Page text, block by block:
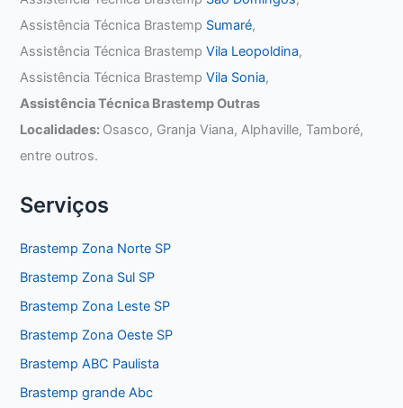
Assistência Técnica Brastemp Sumaré,
Assistência Técnica BrastempVila Leopoldina,
Assistência Técnica BrastempVila Sonia,
Assistência Técnica Brastemp Outras
Localidades: Osasco, Granja Viana, Alphaville, Tamboré,
entre outros.
Serviços
Brastemp Zona Norte SP
Brastemp Zona Sul SP
Brastemp Zona Leste SP
Brastemp Zona Oeste SP
Brastemp ABC Paulista
Brastemp grande Abc